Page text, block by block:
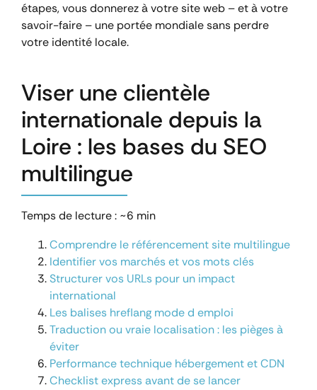
étapes, vous donnerez à votre site web – et à votre
savoir-faire – une portée mondiale sans perdre
votre identité locale.
Viser une clientèle
internationale depuis la
Loire : les bases du SEO
multilingue
Temps de lecture : ~6 min
Comprendre le référencement site multilingue
Identifier vos marchés et vos mots clés
Structurer vos URLs pour un impact
international
Les balises hreflang mode d emploi
Traduction ou vraie localisation : les pièges à
éviter
Performance technique hébergement et CDN
Checklist express avant de se lancer